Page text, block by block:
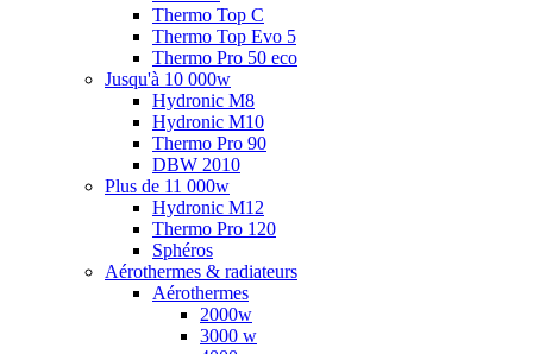
Thermo Top C
Thermo Top Evo 5
Thermo Pro 50 eco
Jusqu'à 10 000w
Hydronic M8
Hydronic M10
Thermo Pro 90
DBW 2010
Plus de 11 000w
Hydronic M12
Thermo Pro 120
Sphéros
Aérothermes & radiateurs
Aérothermes
2000w
3000 w